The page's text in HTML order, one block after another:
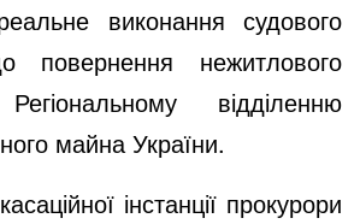
виконання судового
повернення нежитлового
відділенню
майна України.
інстанції прокурори